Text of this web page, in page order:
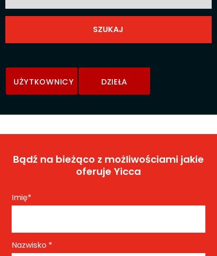
UŻYTKOWNICY DZIEŁA
Bądź na bieżąco z możliwościami jakie
oferuje Yicca
Imię*
Nazwisko *